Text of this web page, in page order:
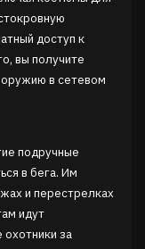
доступ к
вы получите
в сетевом
подручные
в бега. Им
и перестрелках
идут
за